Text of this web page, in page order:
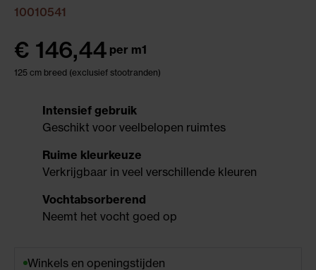
10010541
€ 146,44 per m1
125 cm breed (exclusief stootranden)
Intensief gebruik
Geschikt voor veelbelopen ruimtes
Ruime kleurkeuze
Verkrijgbaar in veel verschillende kleuren
Vochtabsorberend
Neemt het vocht goed op
Winkels en openingstijden